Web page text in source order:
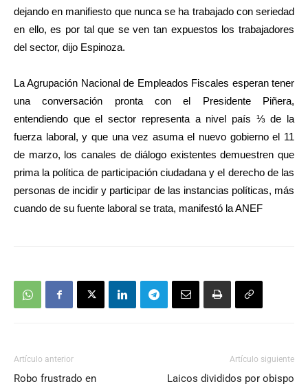
dejando en manifiesto que nunca se ha trabajado con seriedad
en ello, es por tal que se ven tan expuestos los trabajadores
del sector, dijo Espinoza.
La Agrupación Nacional de Empleados Fiscales esperan tener
una conversación pronta con el Presidente Piñera,
entendiendo que el sector representa a nivel país ⅓ de la
fuerza laboral, y que una vez asuma el nuevo gobierno el 11
de marzo, los canales de diálogo existentes demuestren que
prima la política de participación ciudadana y el derecho de las
personas de incidir y participar de las instancias políticas, más
cuando de su fuente laboral se trata, manifestó la ANEF
Artículo anterior
Robo frustrado en
Artículo siguiente
Laicos divididos por obispo